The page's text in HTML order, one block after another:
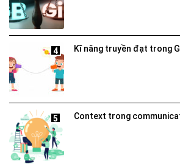
4 Kĩ năng truyền đạt trong
5 Context trong